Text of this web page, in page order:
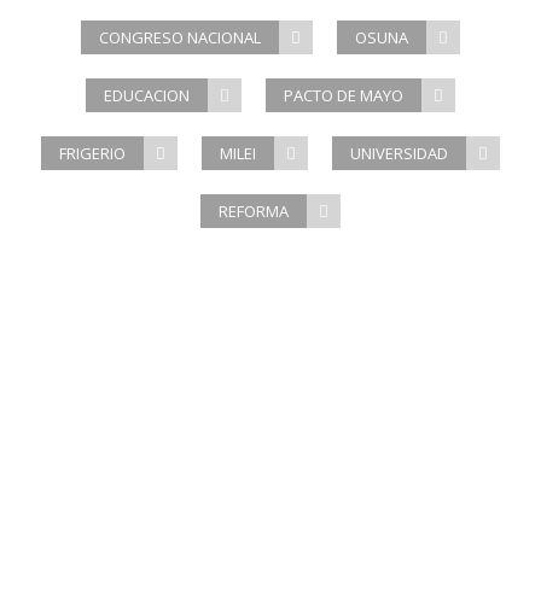
CONGRESO NACIONAL OSUNA
EDUCACION PACTO DE MAYO
FRIGERIO MILEI UNIVERSIDAD
REFORMA